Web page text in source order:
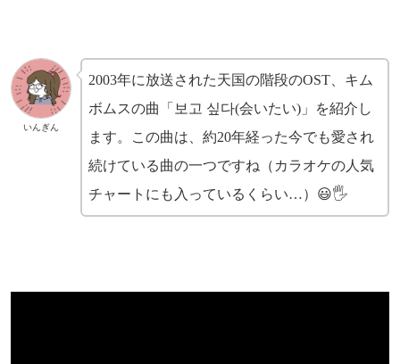
いんぎん
2003年に放送された天国の階段のOST、キム
ボムスの曲「보고 싶다(会いたい)」を紹介し
ます。この曲は、約20年経った今でも愛され
続けている曲の一つですね（カラオケの人気
チャートにも入っているくらい…）😃🖐